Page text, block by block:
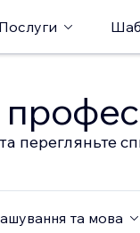
Послуги
перегляньте
та мова